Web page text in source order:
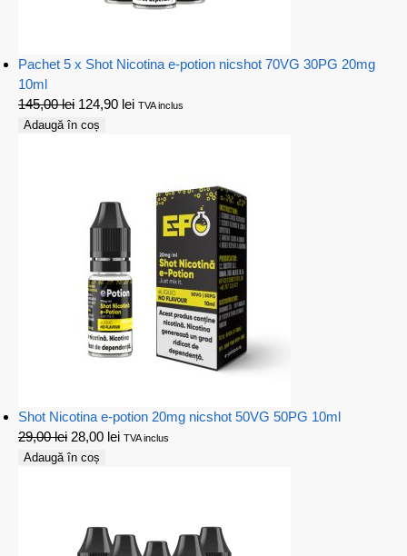
Pachet 5 x Shot Nicotina e-potion nicshot 70VG 30PG 20mg
10ml
145,00lei 124,90 lei TVA inclus
Adaugă în coș
Shot Nicotina e-potion 20mg nicshot 50VG 50PG 10ml
29,00lei 28,00 lei TVA inclus
Adaugă în coș